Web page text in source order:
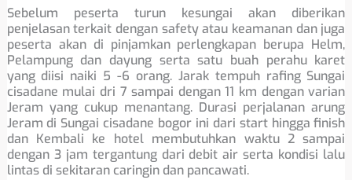
Sebelum peserta turun kesungai akan diberikan
penjelasan terkait dengan safety atau keamanan dan juga
peserta akan di pinjamkan perlengkapan berupa Helm,
Pelampung dan dayung serta satu buah perahu karet
yang diisi naiki 5 -6 orang. Jarak tempuh rafing Sungai
cisadane mulai dri 7 sampai dengan 11 km dengan varian
Jeram yang cukup menantang. Durasi perjalanan arung
Jeram di Sungai cisadane bogor ini dari start hingga finish
dan Kembali ke hotel membutuhkan waktu 2 sampai
dengan 3 jam tergantung dari debit air serta kondisi lalu
lintas di sekitaran caringin dan pancawati.